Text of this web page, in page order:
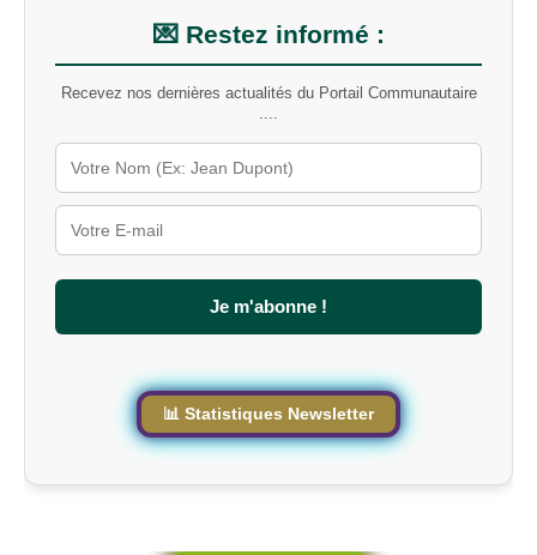
m
o
t
-
l
é
u
r
l
e
💌 Restez informé :
Recevez nos dernières actualités du Portail Communautaire
....
Je m'abonne !
📊 Statistiques Newsletter